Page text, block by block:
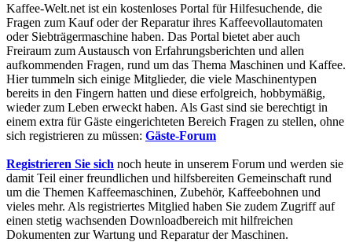
Kaffee-Welt.net ist ein kostenloses Portal für Hilfesuchende, die
Fragen zum Kauf oder der Reparatur ihres Kaffeevollautomaten
oder Siebträgermaschine haben. Das Portal bietet aber auch
Freiraum zum Austausch von Erfahrungsberichten und allen
aufkommenden Fragen, rund um das Thema Maschinen und Kaffee.
Hier tummeln sich einige Mitglieder, die viele Maschinentypen
bereits in den Fingern hatten und diese erfolgreich, hobbymäßig,
wieder zum Leben erweckt haben. Als Gast sind sie berechtigt in
einem extra für Gäste eingerichteten Bereich Fragen zu stellen, ohne
sich registrieren zu müssen: Gäste-Forum
Registrieren Sie sich noch heute in unserem Forum und werden sie
damit Teil einer freundlichen und hilfsbereiten Gemeinschaft rund
um die Themen Kaffeemaschinen, Zubehör, Kaffeebohnen und
vieles mehr. Als registriertes Mitglied haben Sie zudem Zugriff auf
einen stetig wachsenden Downloadbereich mit hilfreichen
Dokumenten zur Wartung und Reparatur der Maschinen.